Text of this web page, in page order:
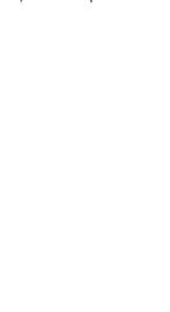
déjeuner.
et le dîner. Ouvert